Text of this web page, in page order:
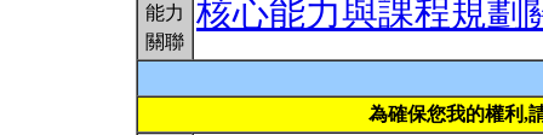
能力
關聯
核心能力與課程規劃
為確保您我的權利,